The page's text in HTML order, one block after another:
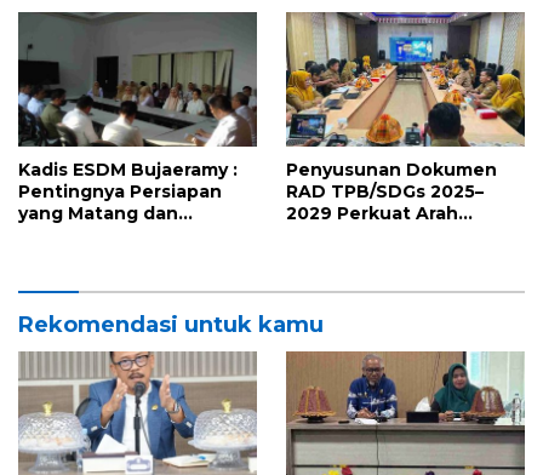
Pasangkayu
Kadis ESDM Bujaeramy :
Pentingnya Persiapan
yang Matang dan
Penyusunan Dokumen
RAD TPB/SDGs 2025–
2029 Perkuat Arah
Rekomendasi untuk kamu